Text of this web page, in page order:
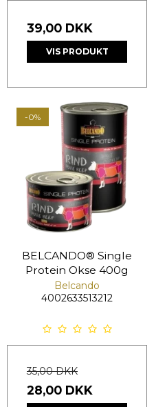
39,00 DKK
VIS PRODUKT
-0%
BELCANDO® Single
Protein Okse 400g
Belcando
4002633513212
35,00 DKK
28,00 DKK